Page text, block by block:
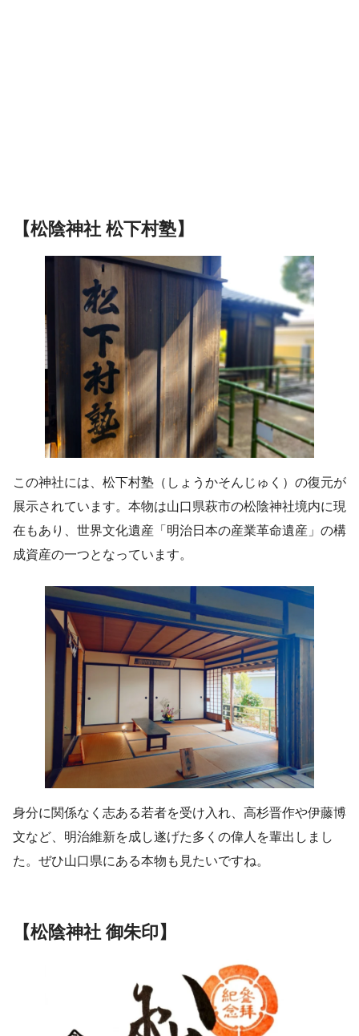
【松陰神社 松下村塾】
この神社には、松下村塾（しょうかそんじゅく）の復元が
展示されています。本物は山口県萩市の松陰神社境内に現
在もあり、世界文化遺産「明治日本の産業革命遺産」の構
成資産の一つとなっています。
身分に関係なく志ある若者を受け入れ、高杉晋作や伊藤博
文など、明治維新を成し遂げた多くの偉人を輩出しまし
た。ぜひ山口県にある本物も見たいですね。
【松陰神社 御朱印】